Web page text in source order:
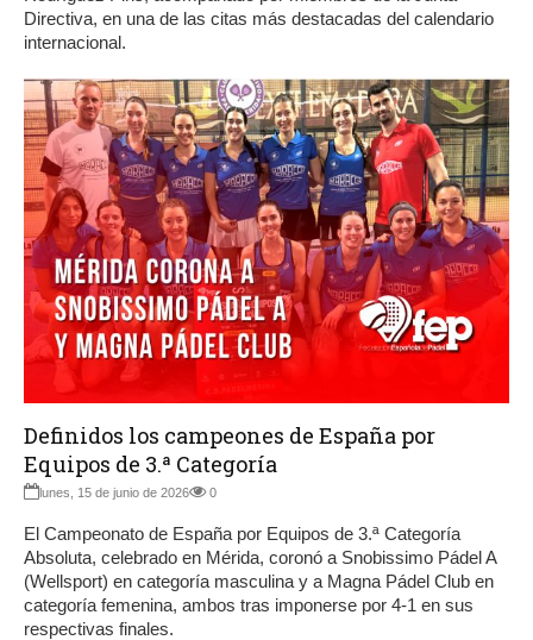
Directiva, en una de las citas más destacadas del calendario
internacional.
Definidos los campeones de España por
Equipos de 3.ª Categoría
lunes, 15 de junio de 2026 0
El Campeonato de España por Equipos de 3.ª Categoría
Absoluta, celebrado en Mérida, coronó a Snobissimo Pádel A
(Wellsport) en categoría masculina y a Magna Pádel Club en
categoría femenina, ambos tras imponerse por 4-1 en sus
respectivas finales.